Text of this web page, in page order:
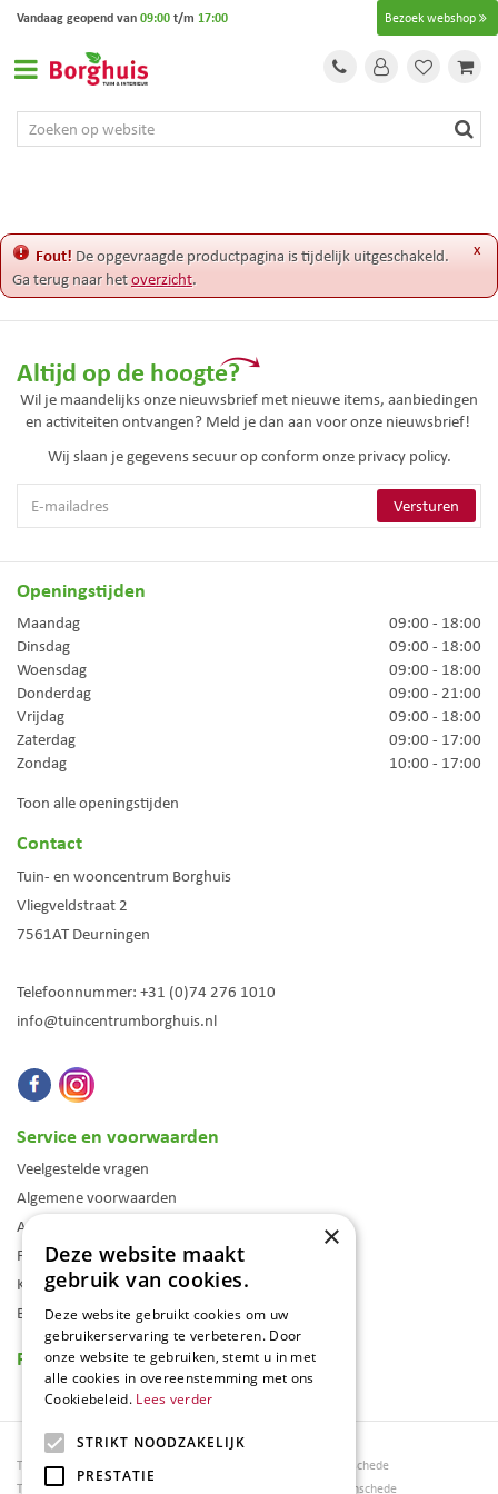
e
t
Bezoek webshop
Vandaag geopend van09:00t/m 17:00
x
Fout! De opgevraagde productpagina is tijdelijk uitgeschakeld.
Ga terug naar hetoverzicht.
Altijd op de hoogte?
Wil je maandelijks onze nieuwsbrief met nieuwe items, aanbiedingen
en activiteiten ontvangen? Meld je dan aan voor onze nieuwsbrief!
Wij slaan je gegevens secuur op conform onze privacy policy.
Openingstijden
Maandag
09:00 - 18:00
Dinsdag
09:00 - 18:00
Woensdag
09:00 - 18:00
Donderdag
09:00 - 21:00
Vrijdag
09:00 - 18:00
Zaterdag
09:00 - 17:00
Zondag
10:00 - 17:00
Toon alle openingstijden
Contact
Tuin- en wooncentrum Borghuis
Vliegveldstraat 2
7561AT Deurningen
Telefoonnummer: +31 (0)74 276 1010
info@tuincentrumborghuis.nl
Service en voorwaarden
Veelgestelde vragen
Algemene voorwaarden
Assortiment
Folder
Klantenkaart
Blog
Reviews
Tuincentrum Borghuis
Tuinmeubels
Tuinmeubels Enschede
Tuinmeubelen Enschede
×
Deze website maakt
gebruik van cookies.
Deze website gebruikt cookies om uw
gebruikerservaring te verbeteren. Door
onze website te gebruiken, stemt u in met
alle cookies in overeenstemming met ons
Cookiebeleid. Lees verder
STRIKT NOODZAKELIJK
PRESTATIE